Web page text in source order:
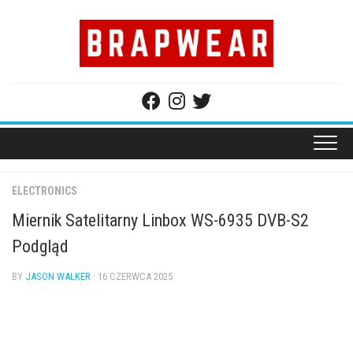
ELECTRONICS
Miernik Satelitarny Linbox WS-6935 DVB-S2
Podgląd
BY JASON WALKER · 16 CZERWCA 2025